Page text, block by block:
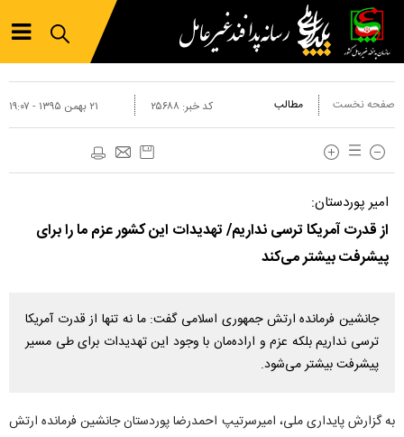
صفحه نخست مطالب ۲۱ بهمن ۱۳۹۵ - ۱۹:۰۷ کد خبر: ۲۵۶۸۸
امیر پوردستان:
از قدرت آمریکا ترسی نداریم/ تهدیدات این کشور عزم ما را برای
پیشرفت بیشتر می‌کند
جانشین فرمانده ارتش جمهوری اسلامی گفت: ما نه تنها از قدرت آمریکا
ترسی نداریم بلکه عزم و اراده‌مان با وجود این تهدیدات برای طی مسیر
پیشرفت بیشتر می‌شود.
به گزارش پایداری ملی، امیرسرتیپ احمدرضا پوردستان جانشین فرمانده ارتش